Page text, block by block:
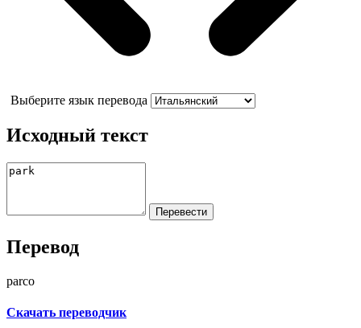
Выберите язык перевода
Исходный текст
Перевод
parco
Скачать переводчик